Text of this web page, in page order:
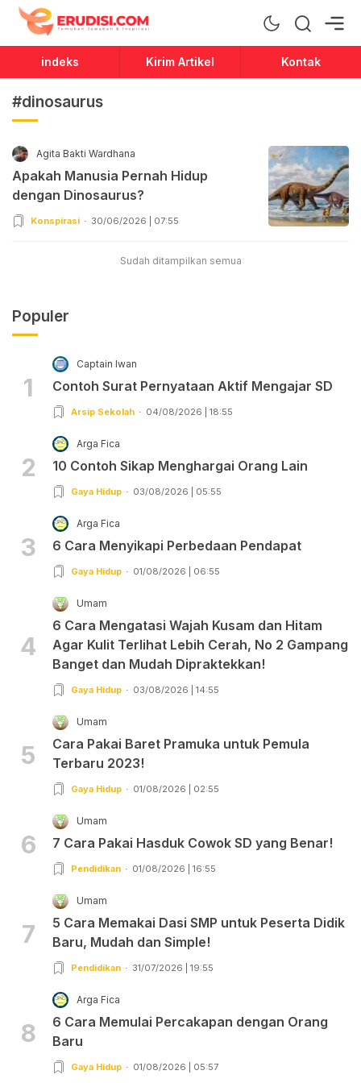
Erudisi
Temukan Jawaban dan Inspirasi
indeks Kirim Artikel Kontak
#dinosaurus
Agita Bakti Wardhana
Apakah Manusia Pernah Hidup
dengan Dinosaurus?
Konspirasi 30/06/2026 | 07:55
Sudah ditampilkan semua
Populer
1
Captain Iwan
Contoh Surat Pernyataan Aktif Mengajar SD
Arsip Sekolah 04/08/2026 | 18:55
2
Arga Fica
10 Contoh Sikap Menghargai Orang Lain
Gaya Hidup 03/08/2026 | 05:55
3
Arga Fica
6 Cara Menyikapi Perbedaan Pendapat
Gaya Hidup 01/08/2026 | 06:55
4
Umam
6 Cara Mengatasi Wajah Kusam dan Hitam
Agar Kulit Terlihat Lebih Cerah, No 2 Gampang
Banget dan Mudah Dipraktekkan!
Gaya Hidup 03/08/2026 | 14:55
5
Umam
Cara Pakai Baret Pramuka untuk Pemula
Terbaru 2023!
Gaya Hidup 01/08/2026 | 02:55
6
Umam
7 Cara Pakai Hasduk Cowok SD yang Benar!
Pendidikan 01/08/2026 | 16:55
7
Umam
5 Cara Memakai Dasi SMP untuk Peserta Didik
Baru, Mudah dan Simple!
Pendidikan 31/07/2026 | 19:55
8
Arga Fica
6 Cara Memulai Percakapan dengan Orang
Baru
Gaya Hidup 01/08/2026 | 05:57